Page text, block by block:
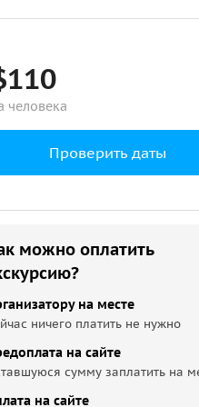
человека
Проверить даты
можно оплатить
на месте
ничего платить не нужно
на сайте
сумму заплатить на
на сайте